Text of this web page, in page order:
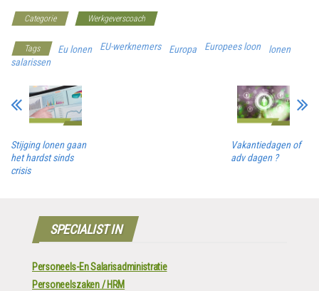
Categorie Werkgeverscoach
Tags Eu lonen EU-werknemers Europa Europees loon
lonen
salarissen
Stijging lonen gaan
het hardst sinds
crisis
Vakantiedagen of
adv dagen ?
SPECIALIST IN
Personeels-En Salarisadministratie
Personeelszaken / HRM